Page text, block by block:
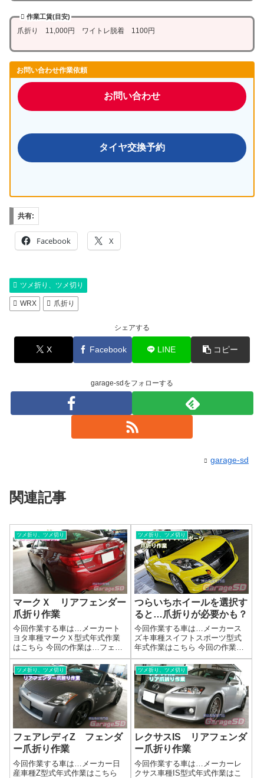
作業工賃(目安)
爪折り 11,000円 ワイトレ脱着 1100円
お問い合わせ作業依頼
お問い合わせ
タイヤ交換予約
共有:
Facebook X
ツメ折り、ツメ切り
WRX 爪折り
シェアする
X Facebook LINE コピー
garage-sdをフォローする
garage-sd
関連記事
ツメ折り、ツメ切り
マークＸ リアフェンダー
爪折り作業
今回作業する車は…メーカート
ヨタ車種マークＸ型式年式作業
はこちら 今回の作業は…フェン
ダーの爪折り作業参考リンク爪
折り作業＆爪切り作業作業完了
いつも通りにキレイに作業完了
です(^_-)-☆作業時間(目安)爪折り
作業 1時間 爪切り作業 3時...
ツメ折り、ツメ切り
つらいちホイールを選択す
ると…爪折りが必要かも？
今回作業する車は…メーカース
ズキ車種スイフトスポーツ型式
年式作業はこちら 今回の作業
は…フェンダーの爪折り作業爪
折り作業＆爪切り作業作業完了
いつも通りにキレイに作業完了
です(^_-)-☆フェンダーの「爪折
り」加工で、理想のツライチを
実現！「...
ツメ折り、ツメ切り
フェアレディZ フェンダ
ー爪折り作業
今回作業する車は…メーカー日
産車種Z型式年式作業はこちら
ツメ折り、ツメ切り
レクサスIS リアフェンダ
ー爪折り作業
今回作業する車は…メーカーレ
クサス車種IS型式年式作業はこ